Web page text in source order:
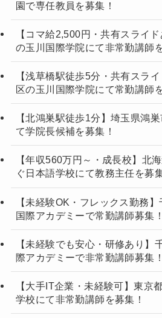
園で専任教員を募集！
【コマ給2,500円・共有スライ
の玉川国際学院にて非常勤講師
【浅草橋駅徒歩5分・共有スラ
区の玉川国際学院にて常勤講師
【北鴻巣駅徒歩1分】埼玉県鴻
て学院長候補を募集！
【年収560万円～・成長校】北
ぐ日本語学校にて教務主任を募
【未経験OK・フレックス勤務
国際アカデミーで常勤講師募集！
【未経験でも安心・研修あり】
際アカデミーで非常勤講師募集！
【大手IT企業・未経験可】東京
学校にて非常勤講師を募集！